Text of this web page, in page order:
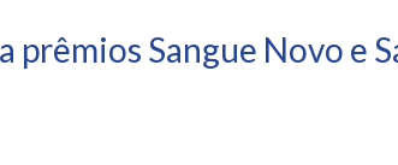
prêmios Sangue Novo e